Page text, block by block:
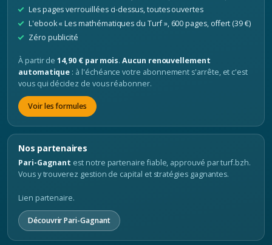
Les pages verrouillées ci-dessus, toutes ouvertes
L'ebook « Les mathématiques du Turf », 600 pages, offert (39 €)
Zéro publicité
À partir de14,90 € par mois.Aucun renouvellement
automatique : à l'échéance votre abonnement s'arrête, et c'est
vous qui décidez de vous réabonner.
Voir les formules
Nos partenaires
Pari-Gagnant est notre partenaire fiable, approuvé par turf.bzh.
Vous y trouverez gestion de capital et stratégies gagnantes.
Lien partenaire.
Découvrir Pari-Gagnant